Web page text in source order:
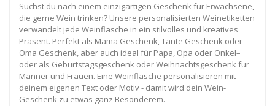
Suchst du nach einem einzigartigen Geschenk für Erwachsene,
die gerne Wein trinken? Unsere personalisierten Weinetiketten
verwandelt jede Weinflasche in ein stilvolles und kreatives
Präsent. Perfekt als Mama Geschenk, Tante Geschenk oder
Oma Geschenk, aber auch ideal für Papa, Opa oder Onkel–
oder als Geburtstagsgeschenk oder Weihnachtsgeschenk für
Männer und Frauen. Eine Weinflasche personalisieren mit
deinem eigenen Text oder Motiv - damit wird dein Wein-
Geschenk zu etwas ganz Besonderem.